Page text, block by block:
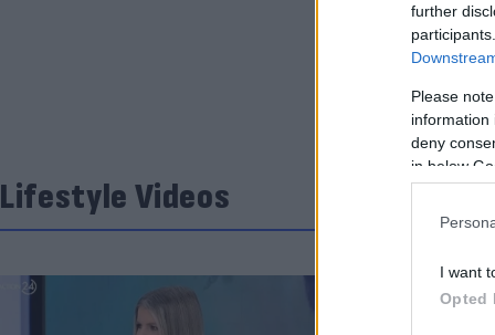
further
Please
information
deny
in below
I want
Opted
Lifestyle Videos